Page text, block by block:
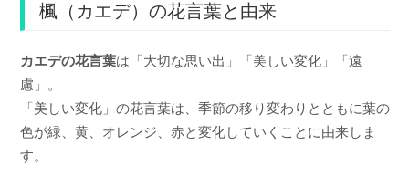
楓（カエデ）の花言葉と由来
カエデの花言葉は「大切な思い出」「美しい変化」「遠
慮」。
「美しい変化」の花言葉は、季節の移り変わりとともに葉の
色が緑、黄、オレンジ、赤と変化していくことに由来しま
す。